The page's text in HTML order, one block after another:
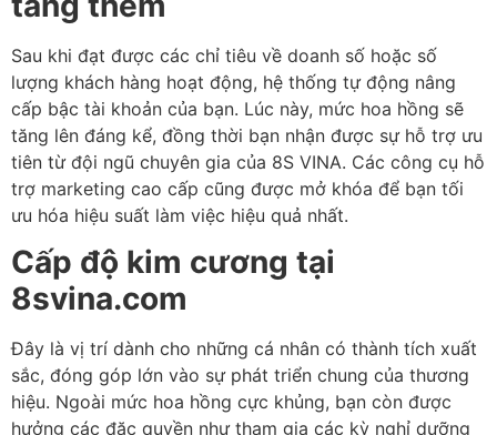
Sau khi đạt được các chỉ tiêu về doanh số hoặc số
lượng khách hàng hoạt động, hệ thống tự động nâng
cấp bậc tài khoản của bạn. Lúc này, mức hoa hồng sẽ
tăng lên đáng kể, đồng thời bạn nhận được sự hỗ trợ ưu
tiên từ đội ngũ chuyên gia của 8S VINA. Các công cụ hỗ
trợ marketing cao cấp cũng được mở khóa để bạn tối
ưu hóa hiệu suất làm việc hiệu quả nhất.
Cấp độ kim cương tại
8svina.com
Đây là vị trí dành cho những cá nhân có thành tích xuất
sắc, đóng góp lớn vào sự phát triển chung của thương
hiệu. Ngoài mức hoa hồng cực khủng, bạn còn được
hưởng các đặc quyền như tham gia các kỳ nghỉ dưỡng